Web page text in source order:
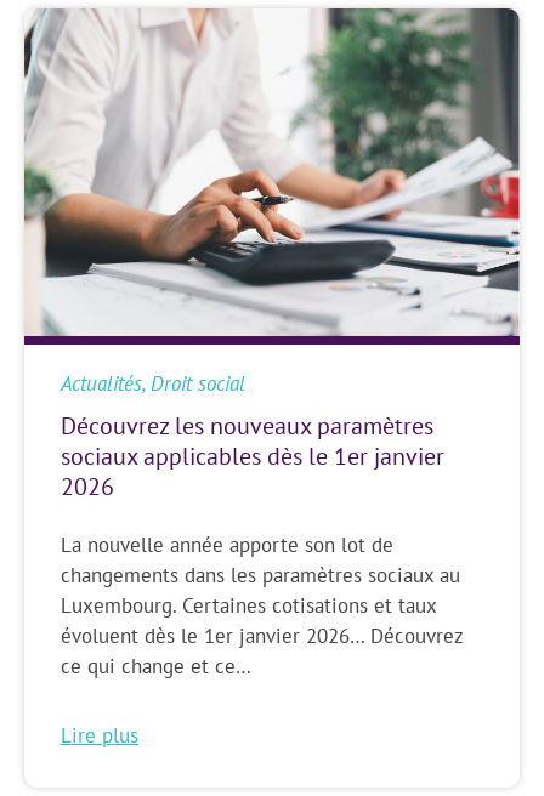
Actualités,Droit social
Découvrez les nouveaux paramètres
sociaux applicables dès le 1er janvier
2026
La nouvelle année apporte son lot de
changements dans les paramètres sociaux au
Luxembourg. Certaines cotisations et taux
évoluent dès le 1er janvier 2026… Découvrez
ce qui change et ce…
Lire plus